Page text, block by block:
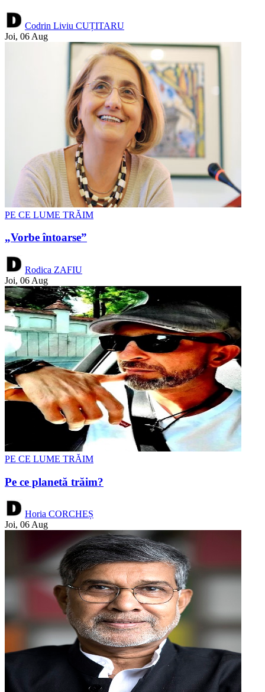
Codrin Liviu CUȚITARU
Joi, 06 Aug
PE CE LUME TRĂIM
„Vorbe întoarse”
Rodica ZAFIU
Joi, 06 Aug
PE CE LUME TRĂIM
Pe ce planetă trăim?
Horia CORCHEȘ
Joi, 06 Aug